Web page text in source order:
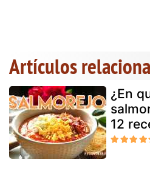
Artículos
¿En
12